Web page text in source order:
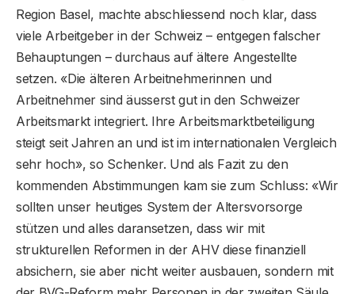
Region Basel, machte abschliessend noch klar, dass
viele Arbeitgeber in der Schweiz – entgegen falscher
Behauptungen – durchaus auf ältere Angestellte
setzen. «Die älteren Arbeitnehmerinnen und
Arbeitnehmer sind äusserst gut in den Schweizer
Arbeitsmarkt integriert. Ihre Arbeitsmarktbeteiligung
steigt seit Jahren an und ist im internationalen Vergleich
sehr hoch», so Schenker. Und als Fazit zu den
kommenden Abstimmungen kam sie zum Schluss: «Wir
sollten unser heutiges System der Altersvorsorge
stützen und alles daransetzen, dass wir mit
strukturellen Reformen in der AHV diese finanziell
absichern, sie aber nicht weiter ausbauen, sondern mit